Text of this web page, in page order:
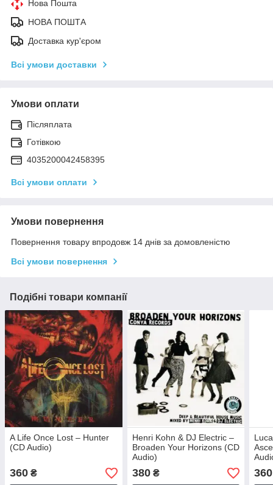
Нова Пошта
НОВА ПОШТА
Доставка кур'єром
Всі умови доставки
Умови оплати
Післяплата
Готівкою
4035200042458395
Всі умови оплати
Умови повернення
Повернення товару впродовж 14 днів за домовленістю
Всі умови повернення
Подібні товари компанії
A Life Once Lost – Hunter
(CD Audio)
360 ₴
Henri Kohn & DJ Electric –
Broaden Your Horizons (CD
Audio)
380₴ 360